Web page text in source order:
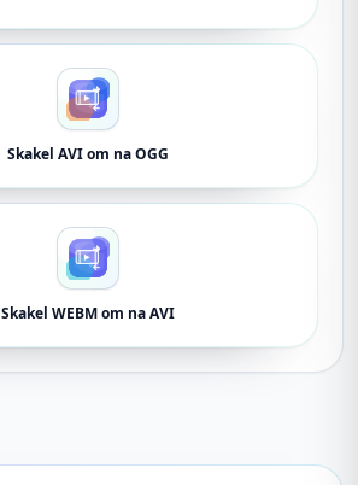
Skakel AVI om na OGG
Skakel WEBM om na AVI